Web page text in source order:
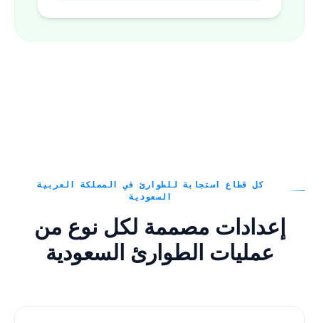
كل قطاع استجابة للطوارئ في المملكة العربية
السعودية
إعدادات مصممة لكل نوع من
عمليات الطوارئ السعودية